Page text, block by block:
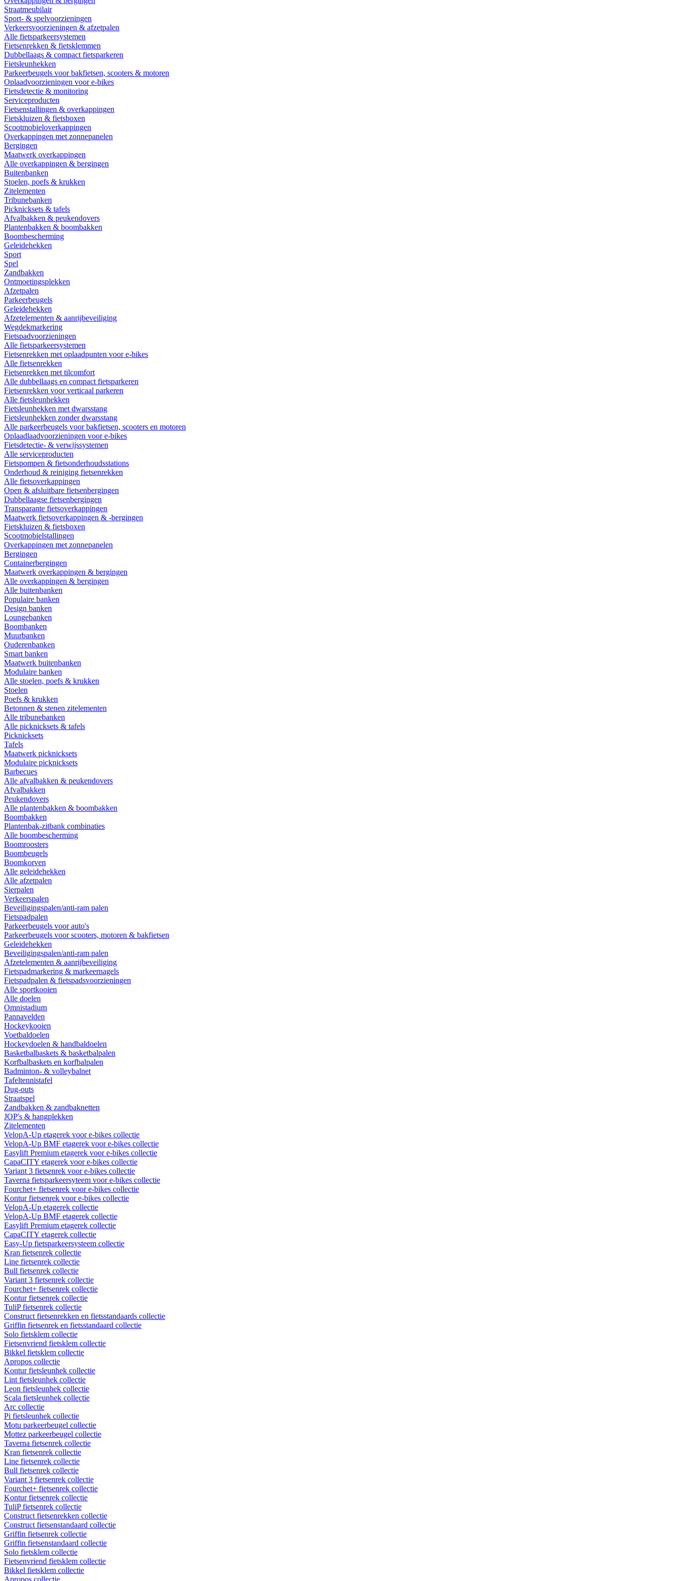
Straatmeubilair
Sport- & spelvoorzieningen
Verkeersvoorzieningen & afzetpalen
Alle fietsparkeersystemen
Fietsenrekken & fietsklemmen
Dubbellaags & compact fietsparkeren
Fietsleunhekken
Parkeerbeugels voor bakfietsen, scooters & motoren
Oplaadvoorzieningen voor e-bikes
Fietsdetectie & monitoring
Serviceproducten
Fietsenstallingen & overkappingen
Fietskluizen & fietsboxen
Scootmobieloverkappingen
Overkappingen met zonnepanelen
Bergingen
Maatwerk overkappingen
Alle overkappingen & bergingen
Buitenbanken
Stoelen, poefs & krukken
Zitelementen
Tribunebanken
Picknicksets & tafels
Afvalbakken & peukendovers
Plantenbakken & boombakken
Boombescherming
Geleidehekken
Sport
Spel
Zandbakken
Ontmoetingsplekken
Afzetpalen
Parkeerbeugels
Geleidehekken
Afzetelementen & aanrijbeveiliging
Wegdekmarkering
Fietspadvoorzieningen
Alle fietsparkeersystemen
Fietsenrekken met oplaadpunten voor e-bikes
Alle fietsenrekken
Fietsenrekken met tilcomfort
Alle dubbellaags en compact fietsparkeren
Fietsenrekken voor verticaal parkeren
Alle fietsleunhekken
Fietsleunhekken met dwarsstang
Fietsleunhekken zonder dwarsstang
Alle parkeerbeugels voor bakfietsen, scooters en motoren
Oplaadlaadvoorzieningen voor e-bikes
Fietsdetectie- & verwijssystemen
Alle serviceproducten
Fietspompen & fietsonderhoudsstations
Onderhoud & reiniging fietsenrekken
Alle fietsoverkappingen
Open & afsluitbare fietsenbergingen
Dubbellaagse fietsenbergingen
Transparante fietsoverkappingen
Maatwerk fietsoverkappingen & -bergingen
Fietskluizen & fietsboxen
Scootmobielstallingen
Overkappingen met zonnepanelen
Bergingen
Containerbergingen
Maatwerk overkappingen & bergingen
Alle overkappingen & bergingen
Alle buitenbanken
Populaire banken
Design banken
Loungebanken
Boombanken
Muurbanken
Ouderenbanken
Smart banken
Maatwerk buitenbanken
Modulaire banken
Alle stoelen, poefs & krukken
Stoelen
Poefs & krukken
Betonnen & stenen zitelementen
Alle tribunebanken
Alle picknicksets & tafels
Picknicksets
Tafels
Maatwerk picknicksets
Modulaire picknicksets
Barbecues
Alle afvalbakken & peukendovers
Afvalbakken
Peukendovers
Alle plantenbakken & boombakken
Boombakken
Plantenbak-zitbank combinaties
Alle boombescherming
Boomroosters
Boombeugels
Boomkorven
Alle geleidehekken
Alle afzetpalen
Sierpalen
Verkeerspalen
Beveiligingspalen/anti-ram palen
Fietspadpalen
Parkeerbeugels voor auto's
Parkeerbeugels voor scooters, motoren & bakfietsen
Geleidehekken
Beveiligingspalen/anti-ram palen
Afzetelementen & aanrijbeveiliging
Fietspadmarkering & markeernagels
Fietspadpalen & fietspadsvoorzieningen
Alle sportkooien
Alle doelen
Omnistadium
Pannavelden
Hockeykooien
Voetbaldoelen
Hockeydoelen & handbaldoelen
Basketbalbaskets & basketbalpalen
Korfbalbaskets en korfbalpalen
Badminton- & volleybalnet
Tafeltennistafel
Dug-outs
Straatspel
Zandbakken & zandbaknetten
JOP's & hangplekken
Zitelementen
VelopA-Up etagerek voor e-bikes collectie
VelopA-Up BMF etagerek voor e-bikes collectie
Easylift Premium etagerek voor e-bikes collectie
CapaCITY etagerek voor e-bikes collectie
Variant 3 fietsenrek voor e-bikes collectie
Taverna fietsparkeersyteem voor e-bikes collectie
Fourchet+ fietsenrek voor e-bikes collectie
Kontur fietsenrek voor e-bikes collectie
VelopA-Up etagerek collectie
VelopA-Up BMF etagerek collectie
Easylift Premium etagerek collectie
CapaCITY etagerek collectie
Easy-Up fietsparkeersysteem collectie
Kran fietsenrek collectie
Line fietsenrek collectie
Bull fietsenrek collectie
Variant 3 fietsenrek collectie
Fourchet+ fietsenrek collectie
Kontur fietsenrek collectie
TuliP fietsenrek collectie
Construct fietsenrekken en fietsstandaards collectie
Griffin fietsenrek en fietsstandaard collectie
Solo fietsklem collectie
Fietsenvriend fietsklem collectie
Bikkel fietsklem collectie
Apropos collectie
Kontur fietsleunhek collectie
Lint fietsleunhek collectie
Leon fietsleunhek collectie
Scala fietsleunhek collectie
Arc collectie
Pi fietsleunhek collectie
Motu parkeerbeugel collectie
Mottez parkeerbeugel collectie
Taverna fietsenrek collectie
Kran fietsenrek collectie
Line fietsenrek collectie
Bull fietsenrek collectie
Variant 3 fietsenrek collectie
Fourchet+ fietsenrek collectie
Kontur fietsenrek collectie
TuliP fietsenrek collectie
Construct fietsenrekken collectie
Construct fietsenstandaard collectie
Griffin fietsenrek collectie
Griffin fietsenstandaard collectie
Solo fietsklem collectie
Fietsenvriend fietsklem collectie
Bikkel fietsklem collectie
Apropos collectie